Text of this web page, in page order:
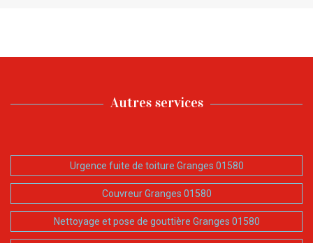
Autres services
Urgence fuite de toiture Granges 01580
Couvreur Granges 01580
Nettoyage et pose de gouttière Granges 01580